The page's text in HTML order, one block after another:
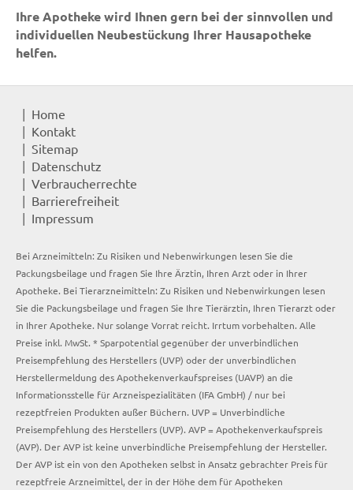
Ihre Apotheke wird Ihnen gern bei der sinnvollen und
individuellen Neubestückung Ihrer Hausapotheke
helfen.
Home
Kontakt
Sitemap
Datenschutz
Verbraucherrechte
Barrierefreiheit
Impressum
Bei Arzneimitteln: Zu Risiken und Nebenwirkungen lesen Sie die
Packungsbeilage und fragen Sie Ihre Ärztin, Ihren Arzt oder in Ihrer
Apotheke. Bei Tierarzneimitteln: Zu Risiken und Nebenwirkungen lesen
Sie die Packungsbeilage und fragen Sie Ihre Tierärztin, Ihren Tierarzt oder
in Ihrer Apotheke. Nur solange Vorrat reicht. Irrtum vorbehalten. Alle
Preise inkl. MwSt. * Sparpotential gegenüber der unverbindlichen
Preisempfehlung des Herstellers (UVP) oder der unverbindlichen
Herstellermeldung des Apothekenverkaufspreises (UAVP) an die
Informationsstelle für Arzneispezialitäten (IFA GmbH) / nur bei
rezeptfreien Produkten außer Büchern. UVP = Unverbindliche
Preisempfehlung des Herstellers (UVP). AVP = Apothekenverkaufspreis
(AVP). Der AVP ist keine unverbindliche Preisempfehlung der Hersteller.
Der AVP ist ein von den Apotheken selbst in Ansatz gebrachter Preis für
rezeptfreie Arzneimittel, der in der Höhe dem für Apotheken